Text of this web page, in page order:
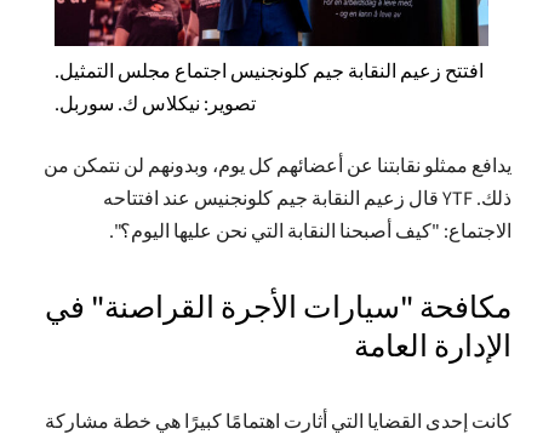
افتتح زعيم النقابة جيم كلونجنيس اجتماع مجلس التمثيل.
تصوير: نيكلاس ك. سوربل.
يدافع ممثلو نقابتنا عن أعضائهم كل يوم، وبدونهم لن نتمكن من
ذلك. YTF قال زعيم النقابة جيم كلونجنيس عند افتتاحه
الاجتماع: "كيف أصبحنا النقابة التي نحن عليها اليوم؟".
مكافحة "سيارات الأجرة القراصنة" في
الإدارة العامة
كانت إحدى القضايا التي أثارت اهتمامًا كبيرًا هي خطة مشاركة